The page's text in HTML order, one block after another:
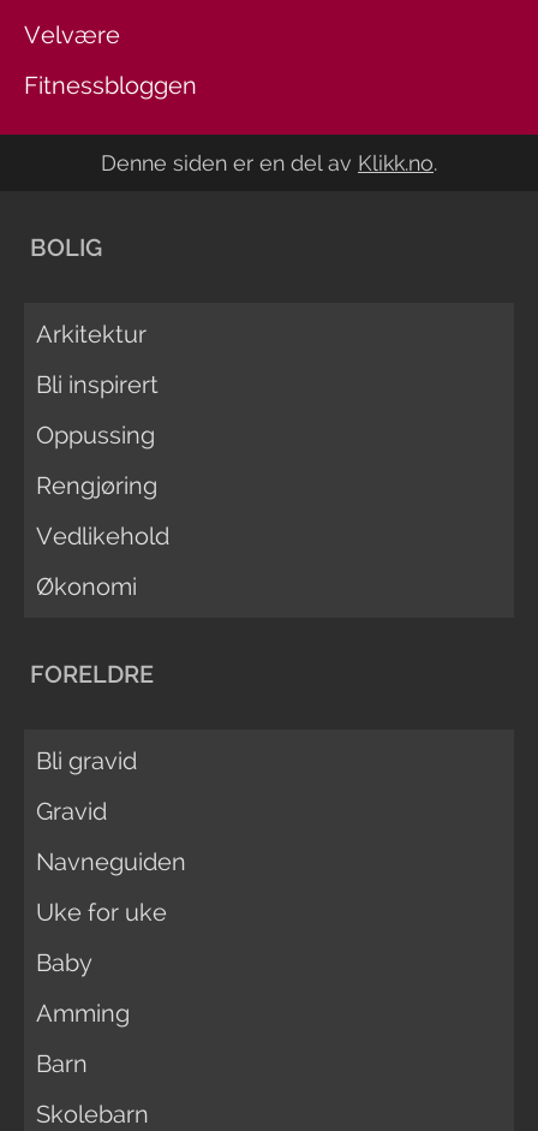
Velvære
Fitnessbloggen
Denne siden er en del av Klikk.no.
BOLIG
Arkitektur
Bli inspirert
Oppussing
Rengjøring
Vedlikehold
Økonomi
FORELDRE
Bli gravid
Gravid
Navneguiden
Uke for uke
Baby
Amming
Barn
Skolebarn